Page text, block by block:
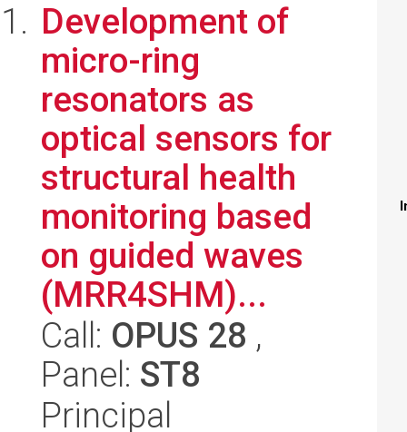
Development of
micro-ring
resonators as
optical sensors for
structural health
monitoring based
on guided waves
(MRR4SHM)...
Call: OPUS 28 ,
Panel: ST8
Principal